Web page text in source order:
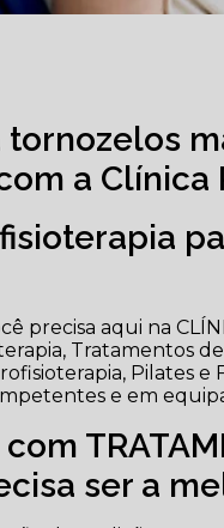
a Clínica
precisa aqui na
Tratamentos
Pilates
e em
ser a